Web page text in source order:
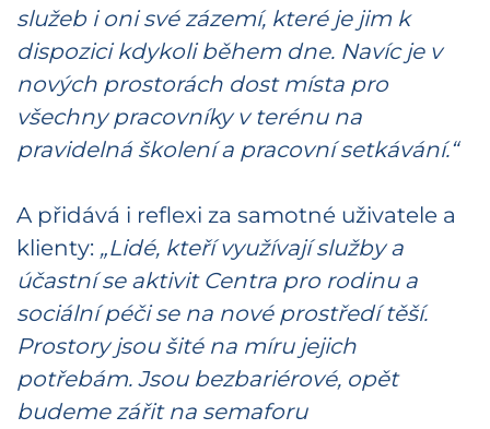
služeb i oni své zázemí, které je jim k
dispozici kdykoli během dne. Navíc je v
nových prostorách dost místa pro
všechny pracovníky v terénu na
pravidelná školení a pracovní setkávání.“
A přidává i reflexi za samotné uživatele a
klienty: „Lidé, kteří využívají služby a
účastní se aktivit Centra pro rodinu a
sociální péči se na nové prostředí těší.
Prostory jsou šité na míru jejich
potřebám. Jsou bezbariérové, opět
budeme zářit na semaforu